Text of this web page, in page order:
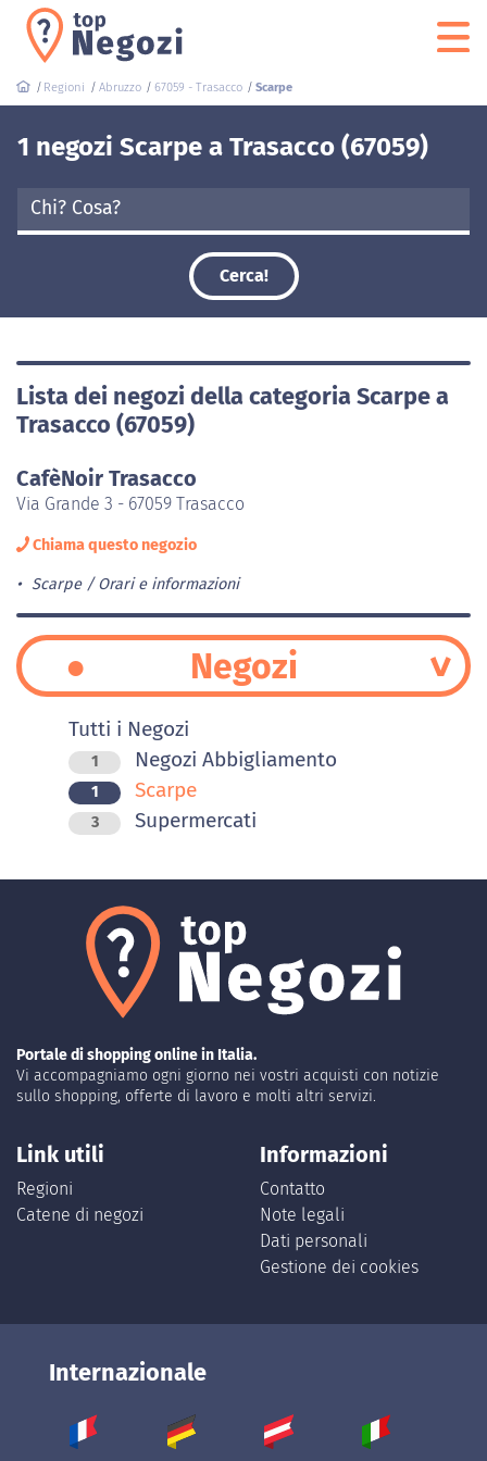
Regioni Abruzzo 67059 - Trasacco Scarpe
1 negozi Scarpe a Trasacco (67059)
Cerca!
Lista dei negozi della categoria Scarpe a
Trasacco (67059)
CafèNoir Trasacco
Via Grande 3 - 67059 Trasacco
Chiama questo negozio
Scarpe Orari e informazioni
Negozi
Tutti i Negozi
1 Negozi Abbigliamento
1 Scarpe
3 Supermercati
Portale di shopping online in Italia.
Vi accompagniamo ogni giorno nei vostri acquisti con notizie
sullo shopping, offerte di lavoro e molti altri servizi.
Link utili
Regioni
Catene di negozi
Informazioni
Contatto
Note legali
Dati personali
Gestione dei cookies
Internazionale